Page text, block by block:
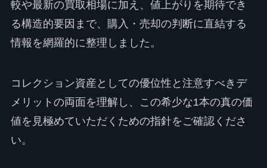
較や最新の買取相場に加え、値上がりを期待でき
る構造的要因まで、購入・売却の判断に直結する
情報を網羅的に整理しました。
コレクション資産としての優位性と注意すべきデ
メリットの両面を理解し、この希少な1本の真の価
値を見極めていただくための指針をご確認くださ
い。